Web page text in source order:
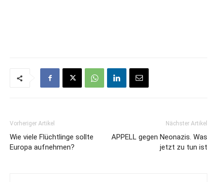
Vorheriger Artikel
Wie viele Flüchtlinge sollte
Europa aufnehmen?
Nächster Artikel
APPELL gegen Neonazis. Was
jetzt zu tun ist